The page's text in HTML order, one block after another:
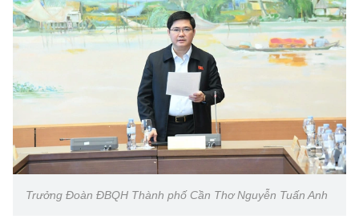
Trưởng Đoàn ĐBQH Thành phố Cần Thơ Nguyễn Tuấn Anh